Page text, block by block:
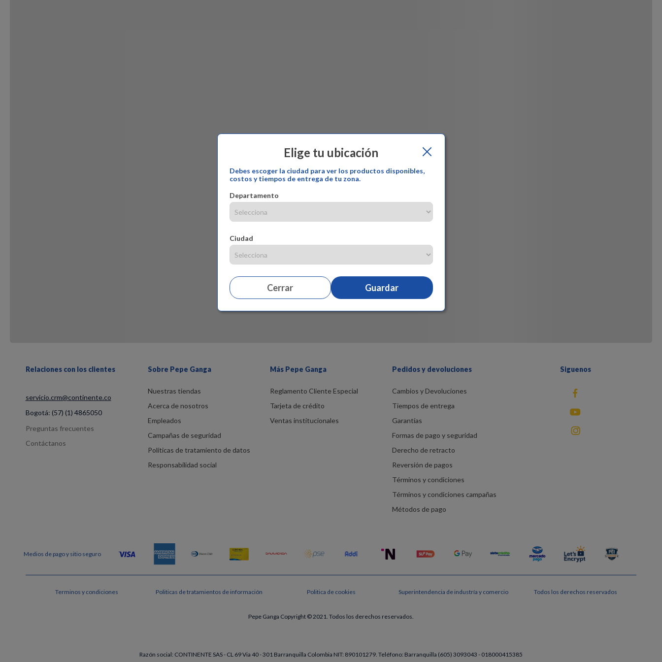
Elige tu ubicación
Debes escoger la ciudad para ver los productos disponibles,
costos y tiempos de entrega de tu zona.
Departamento
Ciudad
Cerrar Guardar
Relaciones con los clientes
servicio.crm@continente.co
Bogotá: (57) (1) 4865050
Preguntas frecuentes
Contáctanos
Sobre Pepe Ganga
Nuestras tiendas
Acerca de nosotros
Empleados
Campañas de seguridad
Políticas de tratamiento de datos
Responsabilidad social
Más Pepe Ganga
Reglamento Cliente Especial
Tarjeta de crédito
Ventas institucionales
Pedidos y devoluciones
Cambios y Devoluciones
Tiempos de entrega
Garantías
Formas de pago y seguridad
Derecho de retracto
Reversión de pagos
Términos y condiciones
Términos y condiciones campañas
Métodos de pago
Siguenos
fb
You Tube
instagram
Terminos y condiciones Politicas de tratamientos de información Politica de cookies Superintendencia de industría y comercio Todos los derechos reservados
Pepe Ganga Copyright © 2021. Todos los derechos reservados.
Razón social: CONTINENTE SAS - CL 69 Via 40 - 301 Barranquilla Colombia NIT: 890101279. Teléfono: Barranquilla (605) 3093043 - 018000415385